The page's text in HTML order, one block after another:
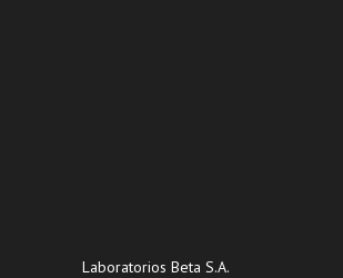
Laboratorios Beta S.A.